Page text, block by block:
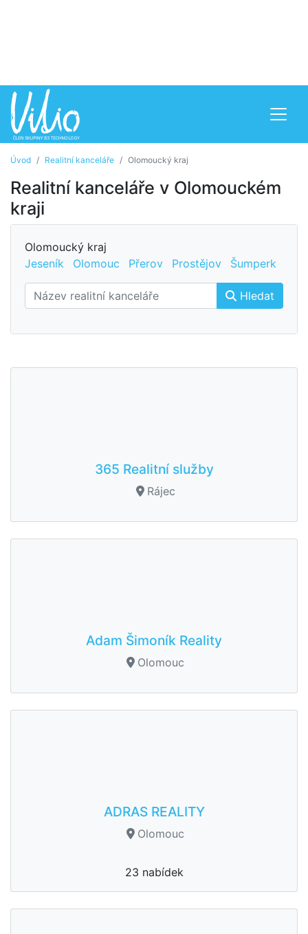
Úvod Realitní kanceláře Olomoucký kraj
Realitní kanceláře v Olomouckém
kraji
Olomoucký kraj
Jeseník
Olomouc Přerov Prostějov Šumperk
Hledat
365 Realitní služby
Rájec
Adam Šimoník Reality
Olomouc
ADRAS REALITY
Olomouc
23 nabídek